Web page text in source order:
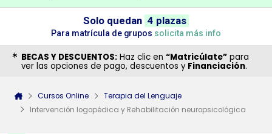
Solo quedan 4 plazas
Para matrícula de grupos solicita más info
BECAS Y DESCUENTOS: Haz clic en “Matricúlate” para
ver las opciones de pago, descuentos y Financiación.
Cursos Online
Terapia del Lenguaje
Intervención logopédica y Rehabilitación neuropsicológica
¿Necesitas más información
sobre un curso?